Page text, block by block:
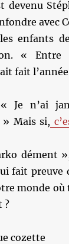
devenu
avec
enfants
« Entre
fait l’année
Je n’ai
» Mais si,
dément
fait preuve
monde
?
cozette